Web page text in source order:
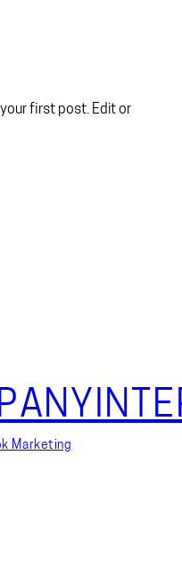
first post. Edit or
Marketing